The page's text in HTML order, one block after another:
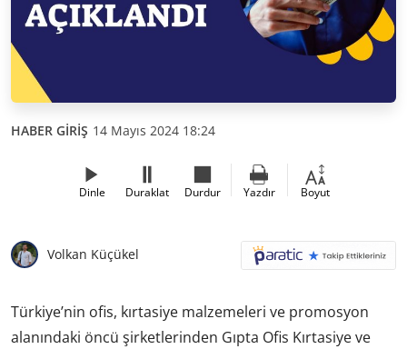
HABER GİRİŞ 14 Mayıs 2024 18:24
Dinle Duraklat Durdur Yazdır Boyut
Volkan Küçükel
Türkiye’nin ofis, kırtasiye malzemeleri ve promosyon
alanındaki öncü şirketlerinden Gıpta Ofis Kırtasiye ve